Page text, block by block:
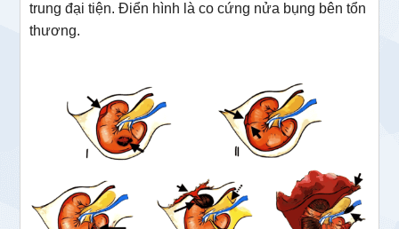
trung đại tiện. Điển hình là co cứng nửa bụng bên tổn
thương.